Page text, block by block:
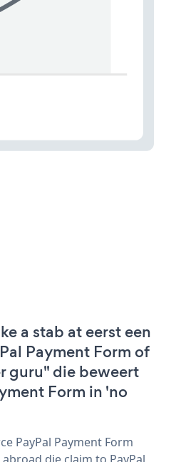
a stab at eerst een
Payment Form of
guru" die beweert
Form in 'no
PayPal Payment Form